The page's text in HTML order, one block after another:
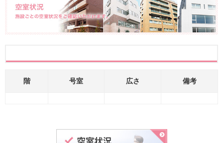
階 号室 広さ 備考